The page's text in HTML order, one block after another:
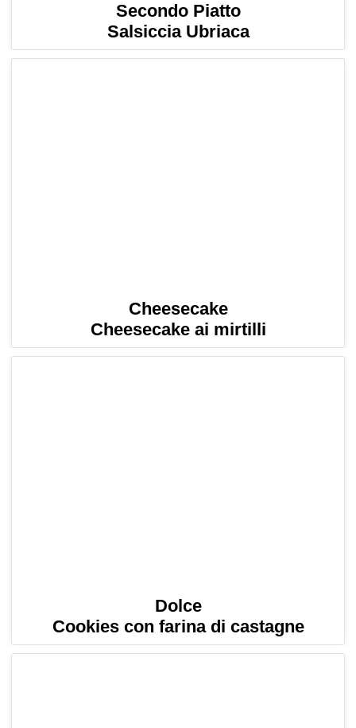
Secondo Piatto
Salsiccia Ubriaca
Cheesecake
Cheesecake ai mirtilli
Dolce
Cookies con farina di castagne